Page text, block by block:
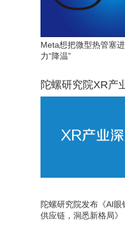
Meta想把微型热管塞
力“降温”
陀螺研究院XR产
陀螺研究院发布《AI
供应链，洞悉新格局》